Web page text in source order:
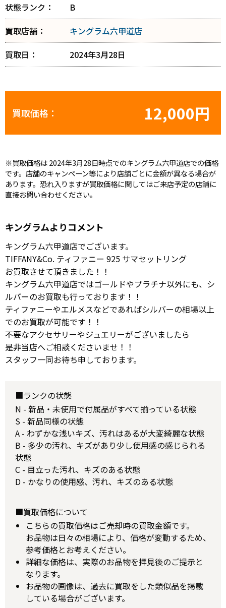
状態ランク：
B
買取店舗：
キングラム六甲道店
買取日：
2024年3月28日
買取価格： 12,000円
※買取価格は 2024年3月28日時点でのキングラム六甲道店での価格
です。店舗のキャンペーン等により店舗ごとに金額が異なる場合が
あります。恐れ入りますが買取価格に関してはご来店予定の店舗に
直接お問い合わせください。
キングラムよりコメント
キングラム六甲道店でございます。
TIFFANY&Co. ティファニー 925 サマセットリング
お買取させて頂きました！！
キングラム六甲道店ではゴールドやプラチナ以外にも、シ
ルバーのお買取も行っております！！
ティファニーやエルメスなどであればシルバーの相場以上
でのお買取が可能です！！
不要なアクセサリーやジュエリーがございましたら
是非当店へご相談くださいませ！！
スタッフ一同お待ち申しております。
■ランクの状態
N - 新品・未使用で付属品がすべて揃っている状態
S - 新品同様の状態
A - わずかな浅いキズ、汚れはあるが大変綺麗な状態
B - 多少の汚れ、キズがあり少し使用感の感じられる
状態
C - 目立った汚れ、キズのある状態
D - かなりの使用感、汚れ、キズのある状態
■買取価格について
こちらの買取価格はご売却時の買取金額です。
お品物は日々の相場により、価格が変動するため、
参考価格とお考えください。
詳細な価格は、実際のお品物を拝見後のご提示と
なります。
お品物の画像は、過去に買取をした類似品を掲載
している場合がございます。